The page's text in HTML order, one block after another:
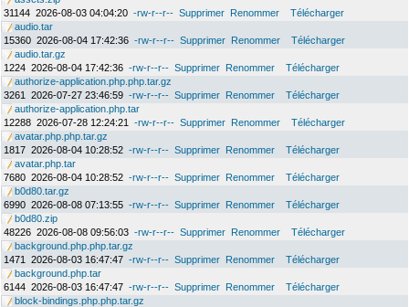
31144 2026-08-03 04:04:20 -rw-r--r-- Supprimer Renommer
Télécharger
audio.tar
15360 2026-08-04 17:42:36 -rw-r--r-- Supprimer Renommer
Télécharger
audio.tar.gz
1224 2026-08-04 17:42:36 -rw-r--r-- Supprimer Renommer
Télécharger
authorize-application.php.php.tar.gz
3261
2026-07-27 23:46:59 -rw-r--r-- Supprimer Renommer
Télécharger
authorize-application.php.tar
12288 2026-07-28 12:24:21 -rw-r--r-- Supprimer Renommer
Télécharger
avatar.php.php.tar.gz
1817 2026-08-04 10:28:52 -rw-r--r-- Supprimer Renommer
Télécharger
avatar.php.tar
7680 2026-08-04 10:28:52 -rw-r--r-- Supprimer Renommer
Télécharger
b0d80.tar.gz
6990 2026-08-08 07:13:55 -rw-r--r-- Supprimer Renommer
Télécharger
b0d80.zip
48226 2026-08-08 09:56:03 -rw-r--r-- Supprimer Renommer
Télécharger
background.php.php.tar.gz
1471
2026-08-03 16:47:47 -rw-r--r-- Supprimer Renommer
Télécharger
background.php.tar
6144 2026-08-03 16:47:47 -rw-r--r-- Supprimer Renommer
Télécharger
block-bindings.php.php.tar.gz